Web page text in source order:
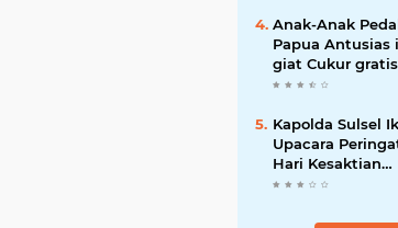
Anak-Anak
Papua Antusias
giat Cukur gratis
Kapolda Sulsel
Upacara
Hari Kesaktian
Pancasila Tahun